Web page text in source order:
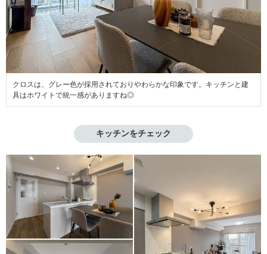
クロスは、グレー色が採用されておりやわらかな印象です。キッチンと建
具はホワイトで統一感がありますね◎
キッチンをチェック